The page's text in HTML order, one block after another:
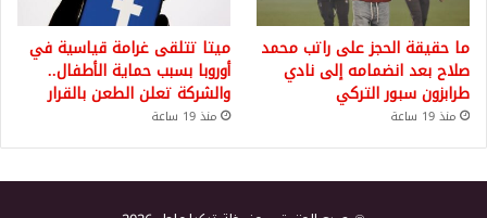
ما حقيقة الحجز على راتب محمد
صلاح بعد انضمامه إلى نادي
طرابزون سبور التركي
منذ 19 ساعة
ميتا تتلقى غرامة قياسية في
أوروبا بسبب حماية الأطفال..
والشركة تعلن الطعن بالقرار
منذ 19 ساعة